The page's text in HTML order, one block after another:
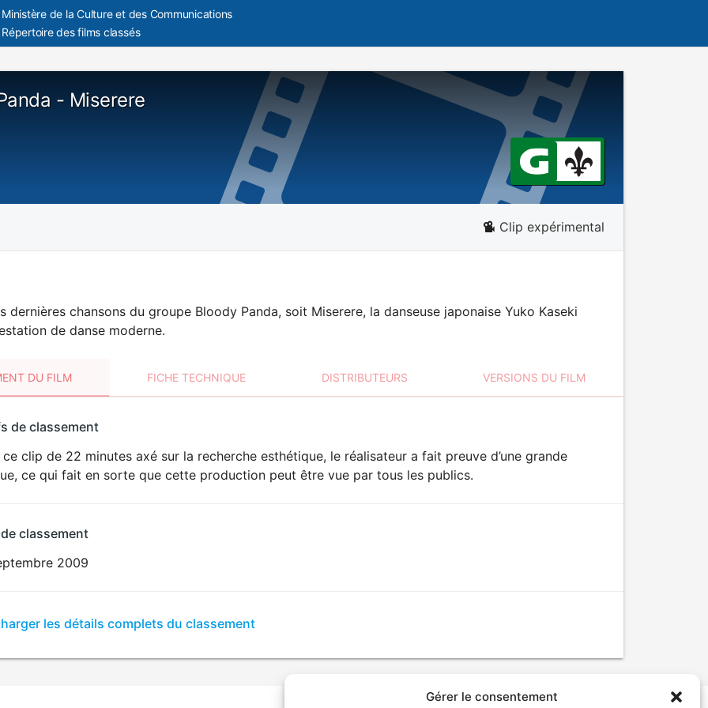
Gérer le consentement
Ministère de la Culture et des Communications
Répertoire des films classés
- Miserere
Clip expérimental
dernières chansons du groupe Bloody Panda, soit Miserere, la danseuse japonaise Yuko Kaseki
de danse moderne.
DU FILM FICHE TECHNIQUE DISTRIBUTEURS VERSIONS DU FILM
de classement
ce clip de 22 minutes axé sur la recherche esthétique, le réalisateur a fait preuve d’une grande
ce qui fait en sorte que cette production peut être vue par tous les publics.
classement
2009
les détails complets du classement